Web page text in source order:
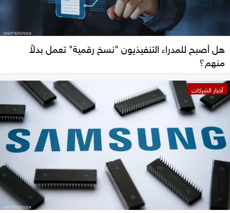
هل أصبح للمدراء التنفيذيون "نسخ رقمية" تعمل بدلاً
منهم؟
أخبار الشركات